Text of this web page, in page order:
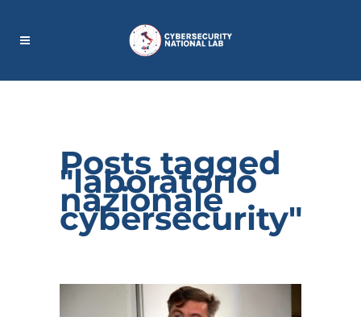
Posts tagged
"laboratorio
nazionale
cybersecurity"